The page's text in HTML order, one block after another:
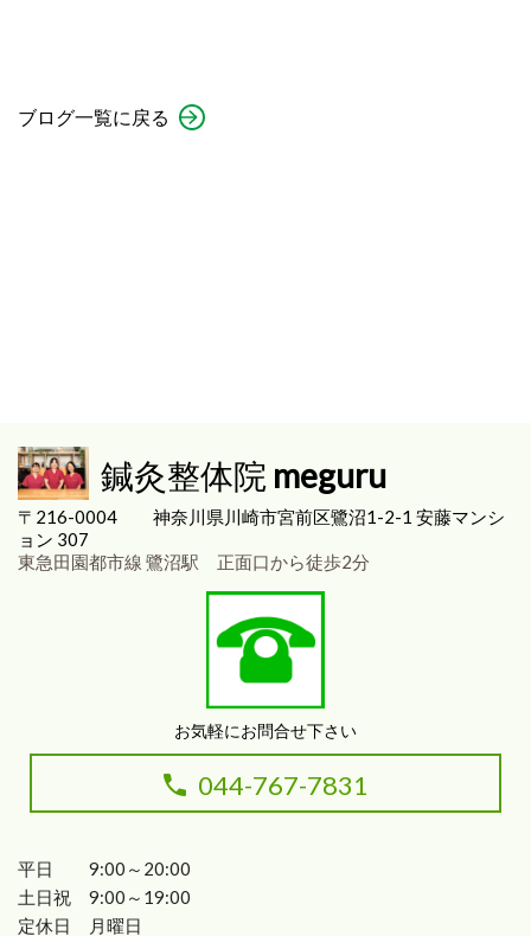
ブログ一覧に戻る
鍼灸整体院 meguru
〒216-0004 神奈川県川崎市宮前区鷺沼1-2-1 安藤マンシ
ョン 307
東急田園都市線 鷺沼駅 正面口から徒歩2分
お気軽にお問合せ下さい
044-767-7831
平日 9:00～20:00
土日祝 9:00～19:00
定休日 月曜日